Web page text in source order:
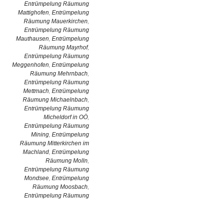
Entrümpelung Räumung
Mattighofen, Entrümpelung
Räumung Mauerkirchen,
Entrümpelung Räumung
Mauthausen, Entrümpelung
Räumung Mayrhof,
Entrümpelung Räumung
Meggenhofen, Entrümpelung
Räumung Mehrnbach,
Entrümpelung Räumung
Mettmach, Entrümpelung
Räumung Michaelnbach,
Entrümpelung Räumung
Micheldorf in OÖ,
Entrümpelung Räumung
Mining, Entrümpelung
Räumung Mitterkirchen im
Machland, Entrümpelung
Räumung Molln,
Entrümpelung Räumung
Mondsee, Entrümpelung
Räumung Moosbach,
Entrümpelung Räumung